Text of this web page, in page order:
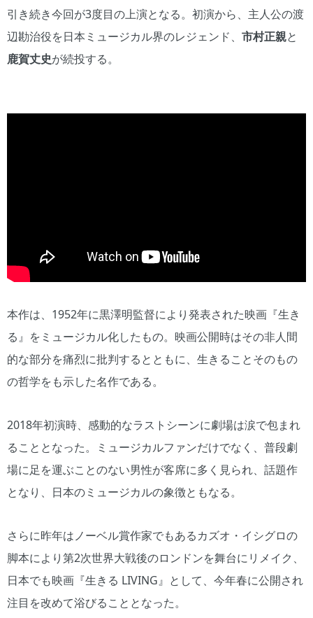
引き続き今回が3度目の上演となる。初演から、主人公の渡
辺勘治役を日本ミュージカル界のレジェンド、 市村正親と
鹿賀丈史が続投する。
本作は、1952年に黒澤明監督により発表された映画『生き
る』をミュージカル化したもの。映画公開時はその非人間
的な部分を痛烈に批判するとともに、生きることそのもの
の哲学をも示した名作である。
2018年初演時、感動的なラストシーンに劇場は涙で包まれ
ることとなった。ミュージカルファンだけでなく、普段劇
場に足を運ぶことのない男性が客席に多く見られ、話題作
となり、日本のミュージカルの象徴ともなる。
さらに昨年はノーベル賞作家でもあるカズオ・イシグロの
脚本により第2次世界大戦後のロンドンを舞台にリメイク、
日本でも映画『生きる LIVING』として、今年春に公開され
注目を改めて浴びることとなった。